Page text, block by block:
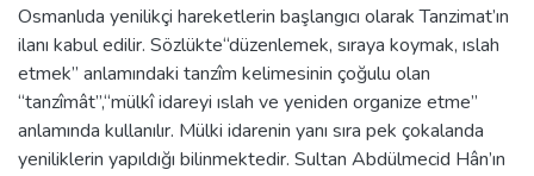
Osmanlıda yenilikçi hareketlerin başlangıcı olarak Tanzimat’ın
ilanı kabul edilir. Sözlükte“düzenlemek, sıraya koymak, ıslah
etmek” anlamındaki tanzîm kelimesinin çoğulu olan
“tanzîmât”,“mülkî idareyi ıslah ve yeniden organize etme”
anlamında kullanılır. Mülki idarenin yanı sıra pek çokalanda
yeniliklerin yapıldığı bilinmektedir. Sultan Abdülmecid Hân’ın